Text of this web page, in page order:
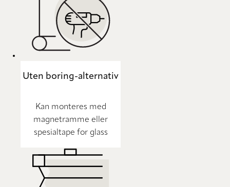
Uten boring-alternativ
Kan monteres med
magnetramme eller
spesialtape for glass